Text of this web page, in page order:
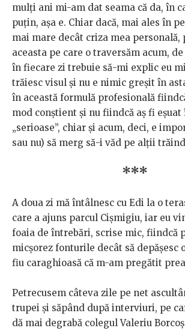
mulți ani mi-am dat seama că da, în
puțin, așa e. Chiar dacă, mai ales în
mai mare decât criza mea personală,
aceasta pe care o traversăm acum,
în fiecare zi trebuie să-mi explic eu
trăiesc visul și nu e nimic greșit în
în această formulă profesională
mod conștient și nu fiindcă aș fi
„serioase”, chiar și acum, deci, e
sau nu) să merg să-i văd pe alții
***
A doua zi mă întâlnesc cu Edi la o
care a ajuns parcul Cișmigiu, iar eu
foaia de întrebări, scrise mic, fiindcă
micșorez fonturile decât să depășesc
fiu caraghioasă că m-am pregătit
Petrecusem câteva zile pe net
trupei și săpând după interviuri, pe
dă mai degrabă colegul Valeriu